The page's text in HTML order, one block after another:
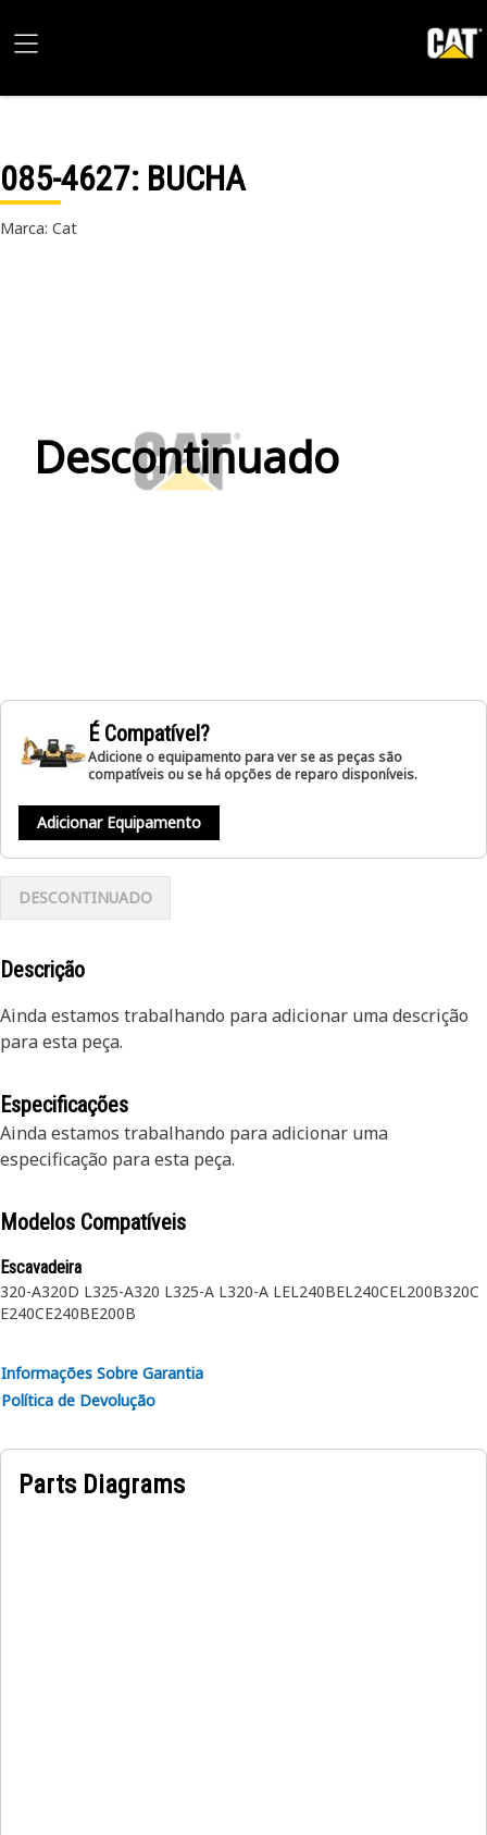
085-4627: BUCHA
Marca: Cat
Descontinuado
É Compatível?
Adicione o equipamento para ver se as peças são
compatíveis ou se há opções de reparo disponíveis.
Adicionar Equipamento
DESCONTINUADO
Descrição
Ainda estamos trabalhando para adicionar uma descrição
para esta peça.
Especificações
Ainda estamos trabalhando para adicionar uma
especificação para esta peça.
Modelos Compatíveis
Escavadeira
320-A320D L325-A320 L325-A L320-A LEL240BEL240CEL200B320C
E240CE240BE200B
Informações Sobre Garantia
Política de Devolução
Parts Diagrams